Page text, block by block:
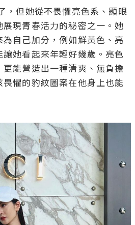
，但她從不畏懼亮色系、顯眼
現青春活力的秘密之一。她
自己加分，例如鮮黃色、亮
她看起來年輕好幾歲。亮色
能營造出一種清爽、無負擔
懼的豹紋圖案在他身上也能